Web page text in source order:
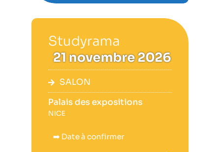
Studyrama
21 novembre 2026
SALON
Palais des expositions
NICE
➡️ Date à confirmer